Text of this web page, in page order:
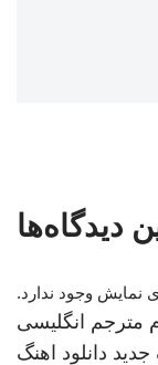
دیدگاه‌ها
نمایش وجود ندارد.
مترجم انگلیسی
جدید دانلود اهنگ